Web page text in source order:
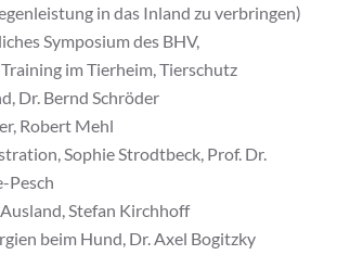
in das Inland zu verbringen)
Symposium des BHV,
im Tierheim, Tierschutz
Dr. Bernd Schröder
Robert Mehl
Sophie Strodtbeck, Prof. Dr.
Pesch
Stefan Kirchhoff
beim Hund, Dr. Axel Bogitzky